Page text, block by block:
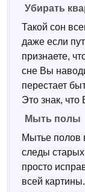
Убирать
Такой сон
даже если
признаете,
сне Вы
перестает
Это знак, что
Мыть полы
Мытье полов
следы
просто
всей